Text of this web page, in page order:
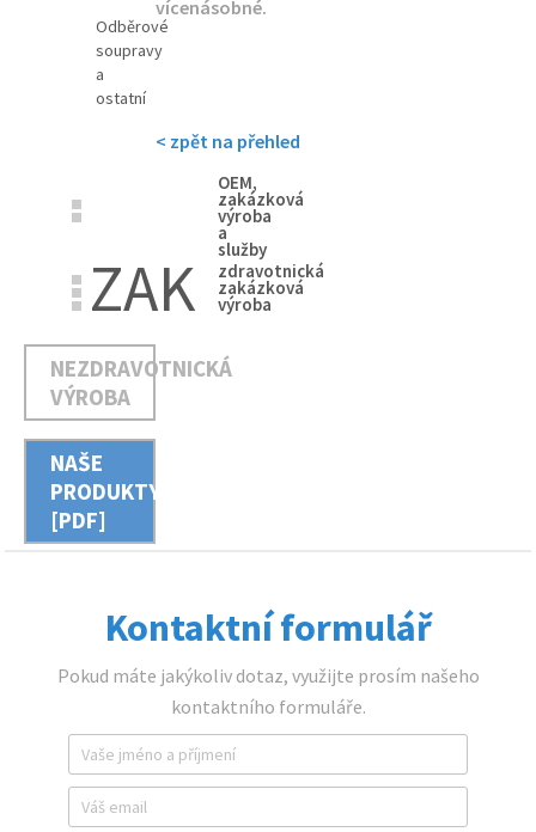
Odběrové
soupravy
a
ostatní
OEM,
zakázková
výroba
a
služby
ZAK zdravotnická
zakázková
výroba
NEZDRAVOTNICKÁ
VÝROBA
NAŠE
PRODUKTY
[PDF]
vícenásobné.
< zpět na přehled
Kontaktní formulář
Pokud máte jakýkoliv dotaz, využijte prosím našeho
kontaktního formuláře.